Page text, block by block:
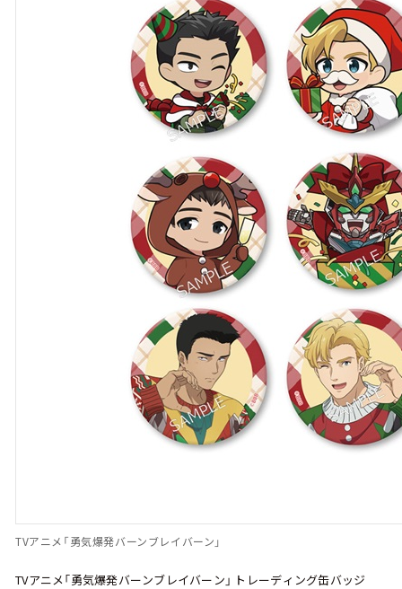
TVアニメ「勇気爆発バーンブレイバーン」
TVアニメ「勇気爆発バーンブレイバーン」 トレーディング缶バッジ